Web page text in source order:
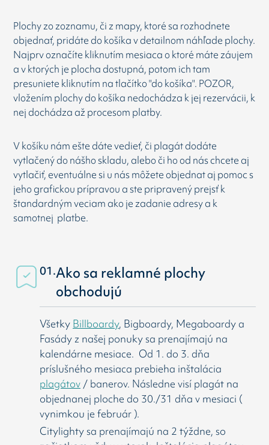
Plochy zo zoznamu, či z mapy, ktoré sa rozhodnete
objednať, pridáte do košíka v detailnom náhľade plochy.
Najprv označíte kliknutím mesiaca o ktoré máte záujem
a v ktorých je plocha dostupná, potom ich tam
presuniete kliknutím na tlačítko "do košíka". POZOR,
vložením plochy do košíka nedochádza k jej rezervácii, k
nej dochádza až procesom platby.
V košíku nám ešte dáte vedieť, či plagát dodáte
vytlačený do nášho skladu, alebo či ho od nás chcete aj
vytlačiť, eventuálne si u nás môžete objednat aj pomoc s
jeho grafickou prípravou a ste pripravený prejsť k
štandardným veciam ako je zadanie adresy a k
samotnej platbe.
01.Ako sa reklamné plochy
obchodujú
Všetky Billboardy, Bigboardy, Megaboardy a
Fasády z našej ponuky sa prenajímajú na
kalendárne mesiace. Od 1. do 3. dňa
príslušného mesiaca prebieha inštalácia
plagátov / banerov. Následne visí plagát na
objednanej ploche do 30./31 dňa v mesiaci (
vynimkou je február ).
Citylighty sa prenajímajú na 2 týždne, so